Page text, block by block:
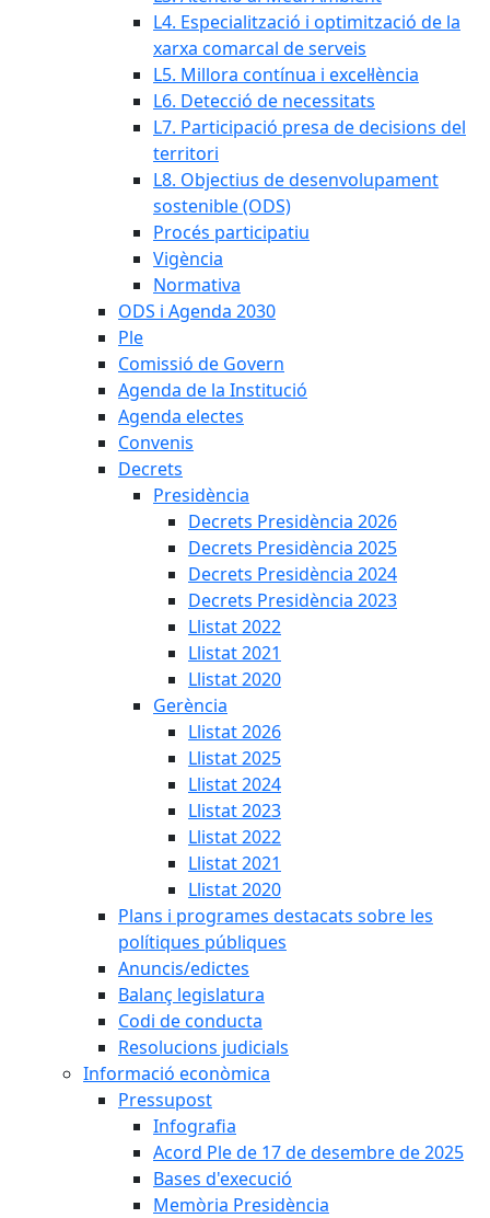
L4. Especialització i optimització de la
xarxa comarcal de serveis
L5. Millora contínua i excel·lència
L6. Detecció de necessitats
L7. Participació presa de decisions del
territori
L8. Objectius de desenvolupament
sostenible (ODS)
Procés participatiu
Vigència
Normativa
ODS i Agenda 2030
Ple
Comissió de Govern
Agenda de la Institució
Agenda electes
Convenis
Decrets
Presidència
Decrets Presidència 2026
Decrets Presidència 2025
Decrets Presidència 2024
Decrets Presidència 2023
Llistat 2022
Llistat 2021
Llistat 2020
Gerència
Llistat 2026
Llistat 2025
Llistat 2024
Llistat 2023
Llistat 2022
Llistat 2021
Llistat 2020
Plans i programes destacats sobre les
polítiques públiques
Anuncis/edictes
Balanç legislatura
Codi de conducta
Resolucions judicials
Informació econòmica
Pressupost
Infografia
Acord Ple de 17 de desembre de 2025
Bases d'execució
Memòria Presidència